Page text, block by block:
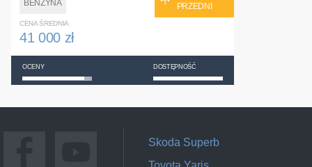
BENZYNA
PRZEDNI
CENA ŚREDNIA
41 000 zł
OCENY DOSTĘPNOŚĆ
Skoda Superb